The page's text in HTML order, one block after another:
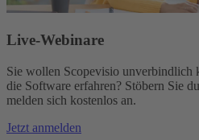
Live-Webinare
Sie wollen Scopevisio unverbindlich
die Software erfahren? Stöbern Sie
melden sich kostenlos an.
Jetzt anmelden